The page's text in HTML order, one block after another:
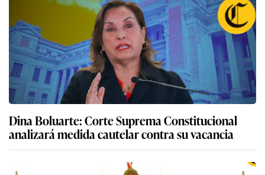
Dina Boluarte: Corte Suprema Constitucional
analizará medida cautelar contra su vacancia